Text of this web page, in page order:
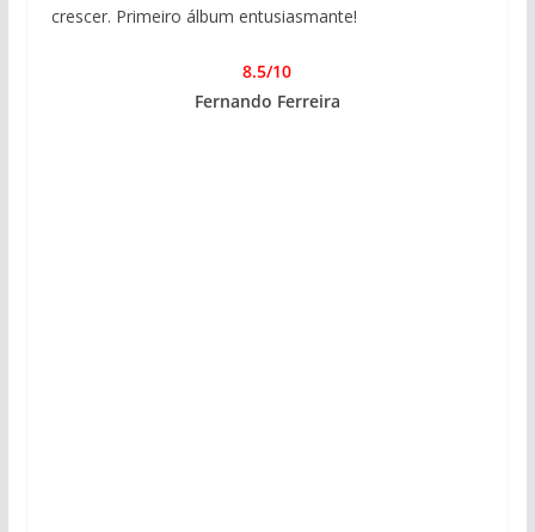
crescer. Primeiro álbum entusiasmante!
8.5/10
Fernando Ferreira